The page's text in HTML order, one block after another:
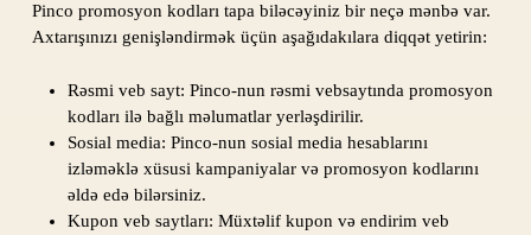
Pinco promosyon kodları tapa biləcəyiniz bir neçə mənbə var.
Axtarışınızı genişləndirmək üçün aşağıdakılara diqqət yetirin:
Rəsmi veb sayt: Pinco-nun rəsmi vebsaytında promosyon
kodları ilə bağlı məlumatlar yerləşdirilir.
Sosial media: Pinco-nun sosial media hesablarını
izləməklə xüsusi kampaniyalar və promosyon kodlarını
əldə edə bilərsiniz.
Kupon veb saytları: Müxtəlif kupon və endirim veb